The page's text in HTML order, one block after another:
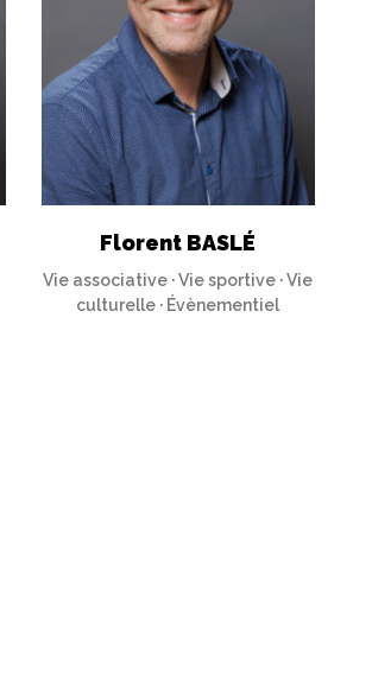
Florent BASLÉ
Vie associative · Vie sportive · Vie
culturelle · Évènementiel